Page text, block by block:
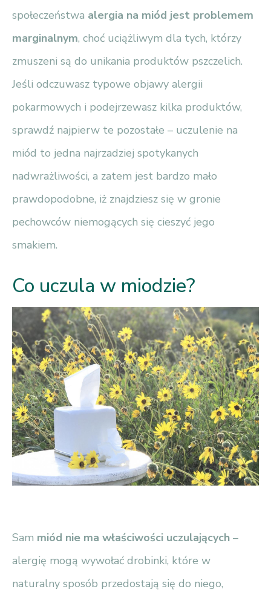
społeczeństwa alergia na miód jest problemem
marginalnym, choć uciążliwym dla tych, którzy
zmuszeni są do unikania produktów pszczelich.
Jeśli odczuwasz typowe objawy alergii
pokarmowych i podejrzewasz kilka produktów,
sprawdź najpierw te pozostałe – uczulenie na
miód to jedna najrzadziej spotykanych
nadwrażliwości, a zatem jest bardzo mało
prawdopodobne, iż znajdziesz się w gronie
pechowców niemogących się cieszyć jego
smakiem.
Co uczula w miodzie?
Sam miód nie ma właściwości uczulających –
alergię mogą wywołać drobinki, które w
naturalny sposób przedostają się do niego,